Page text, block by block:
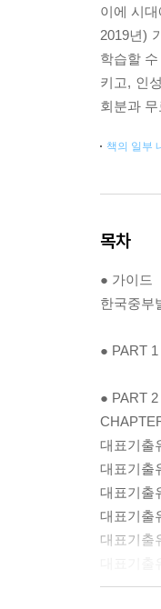
이에 시
2019년)
학습할
키고, 인
회분과
책의 일부
목차
● 가이드
한국중부
● PART
● PART
대표기출
대표기출
대표기출
대표기출
대표기출